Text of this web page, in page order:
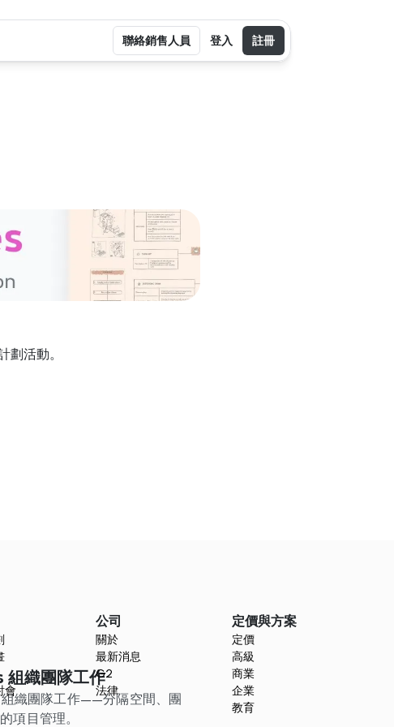
活動。
組織團隊工作
織團隊工作——分隔空間、團
項目管理。
會
公司
關於
最新消息
G2
法律
定價與方案
定價
高級
商業
企業
教育
聯絡銷售人員 登入 註冊